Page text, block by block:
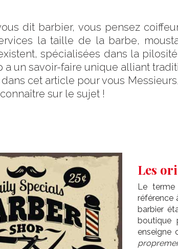
dit barbier, vous pensez
la taille de la barbe,
spécialisées dans la
a un savoir-faire unique alliant
cet article pour vous
sur le sujet !
Les
Le
référence
barbier
boutique
enseigne